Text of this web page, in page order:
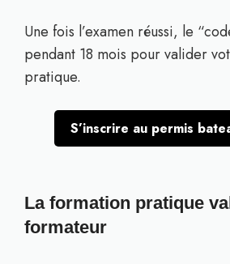
Une fois l’examen réussi, le
pendant 18 mois pour valider
pratique.
S’inscrire au permis
La formation pratique
formateur